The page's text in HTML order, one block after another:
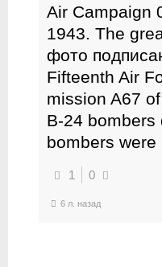
Air Campaign
1943. The
фото
Fifteenth Air
mission A67
B-24 bombers
bombers
1 0
6 л. назад